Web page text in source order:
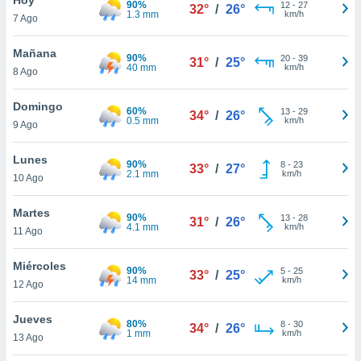
en
más
nuestra
de
cookies
aceptar
7 Ago
90%
1.3 mm
32° / 26° 12- 27
km/h
Mañana
8 Ago
90%
40 mm
31° / 25° 20- 39
km/h
Domingo
9 Ago
60%
0.5 mm
34° / 26° 13- 29
km/h
Lunes
10 Ago
90%
2.1 mm
33° / 27° 8- 23
km/h
Martes
11 Ago
90%
4.1 mm
31° / 26° 13- 28
km/h
Miércoles
12 Ago
90%
14 mm
33° / 25° 5- 25
km/h
Jueves
13 Ago
80%
1 mm
34° / 26° 8- 30
km/h